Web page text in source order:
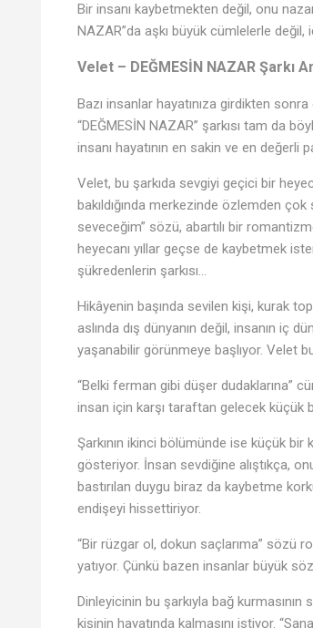
Bir insanı kaybetmekten değil, onu
NAZAR”da aşkı büyük cümlelerle
Velet – DEĞMESİN NAZAR Şarkı
Bazı insanlar hayatınıza girdikten
“DEĞMESİN NAZAR” şarkısı tam da
insanı hayatının en sakin ve en değerli
Velet, bu şarkıda sevgiyi geçici bir
bakıldığında merkezinde özlemden
seveceğim” sözü, abartılı bir
heyecanı yıllar geçse de kaybetmek
şükredenlerin şarkısı…
Hikâyenin başında sevilen kişi, kurak
aslında dış dünyanın değil, insanın iç
yaşanabilir görünmeye başlıyor. Velet
“Belki ferman gibi düşer dudaklarına”
insan için karşı taraftan gelecek küçük
Şarkının ikinci bölümünde ise küçük bir
gösteriyor. İnsan sevdiğine alıştıkça,
bastırılan duygu biraz da kaybetme
endişeyi hissettiriyor.
“Bir rüzgar ol, dokun saçlarıma” sözü
yatıyor. Çünkü bazen insanlar büyük
Dinleyicinin bu şarkıyla bağ
kişinin hayatında kalmasını istiyor.